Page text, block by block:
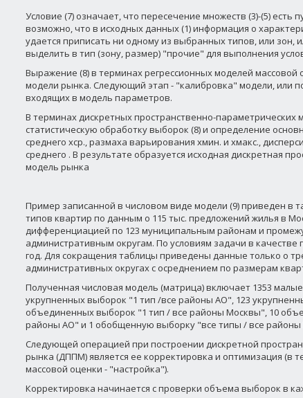
Условие (7) означает, что пересечение множеств (3)-(5) есть
возможно, что в исходных данных (1) информация о
удается приписать ни одному из выбранных типов, или зон,
выделить в тип (зону, размер) "прочие" для выполнения
Выражение (8) в терминах регрессионных моделей
модели рынка. Следующий этап - "калибровка" модели, или
входящих в модель параметров.
В терминах дискретных пространственно-параметрических
статистическую обработку выборок (8) и определение
среднего xср., размаха варьирования xмин. и xмакс.,
среднего . В результате образуется исходная дискретная
модель рынка
Пример записанной в числовом виде модели (9) приведен в
типов квартир по данным о 115 тыс. предложений жилья в
дифференциацией по 123 муниципальным районам и
административным округам. По условиям задачи в
год. Для сокращения таблицы приведены данные только о
административных округах с осреднением по размерам
Полученная числовая модель (матрица) включает 1353
укрупненных выборок "1 тип /все районы АО", 123
объединенных выборок "1 тип / все районы Москвы", 10
районы АО" и 1 обобщенную выборку "все типы / все
Следующей операцией при построении дискретной
рынка (ДППМ) является ее корректировка и оптимизация (в
массовой оценки - "настройка").
Корректировка начинается с проверки объема выборок в